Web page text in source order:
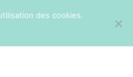
des cookies.